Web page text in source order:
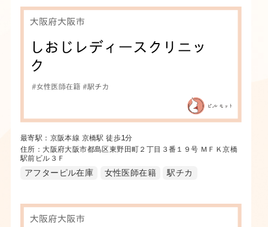
最寄駅：京阪本線 京橋駅 徒歩1分
住所：大阪府大阪市都島区東野田町２丁目３番１９号 ＭＦＫ京橋
駅前ビル３Ｆ
アフターピル在庫 女性医師在籍 駅チカ